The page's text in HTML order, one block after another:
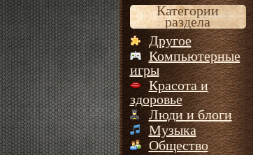
Категории
раздела
Другое
Компьютерные
игры
Красота и
здоровье
Люди и блоги
Музыка
Общество